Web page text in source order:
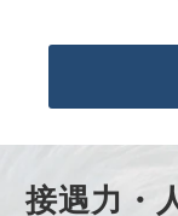
接遇力・